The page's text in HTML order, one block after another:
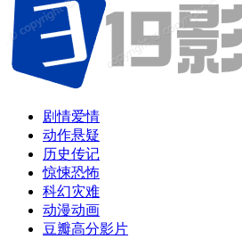
剧情爱情
动作悬疑
历史传记
惊悚恐怖
科幻灾难
动漫动画
豆瓣高分影片